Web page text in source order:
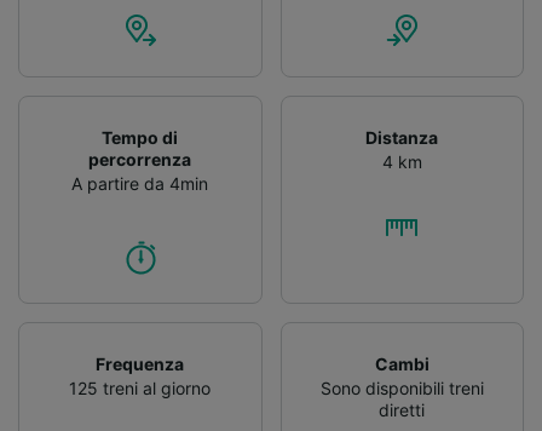
Tempo di
percorrenza
A partire da 4min
Distanza
4 km
Frequenza
125 treni al giorno
Cambi
Sono disponibili treni
diretti